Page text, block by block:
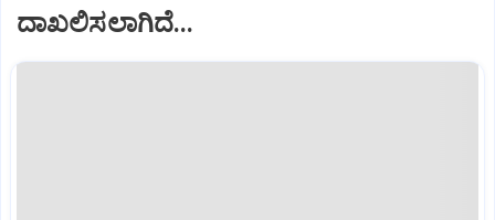
ದಾಖಲಿಸಲಾಗಿದೆ...